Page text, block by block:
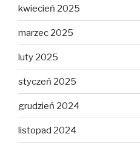
kwiecień 2025
marzec 2025
luty 2025
styczeń 2025
grudzień 2024
listopad 2024